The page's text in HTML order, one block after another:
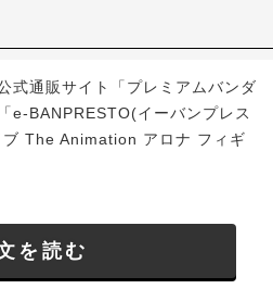
式通販サイト「プレミアムバンダ
e-BANPRESTO(イーバンプレス
ブ The Animation アロナ フィギ
を読む